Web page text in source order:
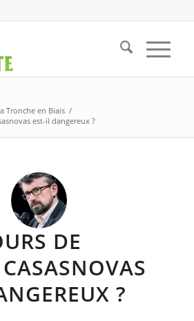
Tronche en Biais /
est-il dangereux ?
DE
?